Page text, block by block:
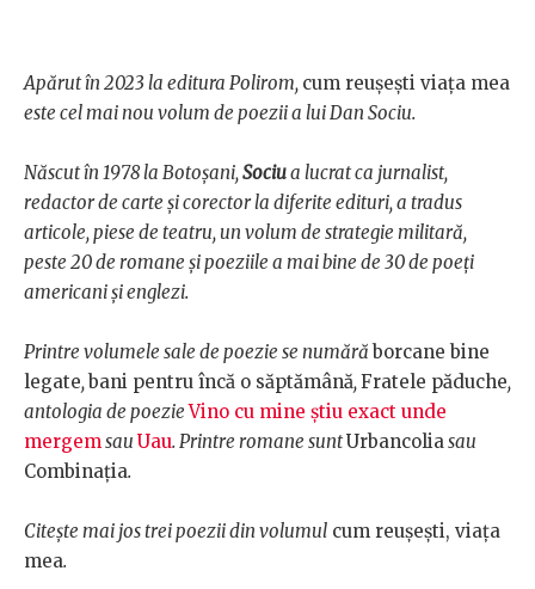
Apărut în 2023 la editura Polirom, cum reușești viața mea
este cel mai nou volum de poezii a lui Dan Sociu.
Născut în 1978 la Botoșani,Sociua lucrat ca jurnalist,
redactor de carte și corector la diferite edituri, a tradus
articole, piese de teatru, un volum de strategie militară,
peste 20 de romane și poeziile a mai bine de 30 de poeți
americani și englezi.
Printre volumele sale de poezie se numără borcane bine
legate,bani pentru încă o săptămână,Fratele păduche,
antologia de poezieVino cu mine știu exact unde
mergemsau Uau. Printre romane suntUrbancoliasau
Combinația.
Citește mai jos trei poezii din volumul cum reuşeşti, viaţa
mea.